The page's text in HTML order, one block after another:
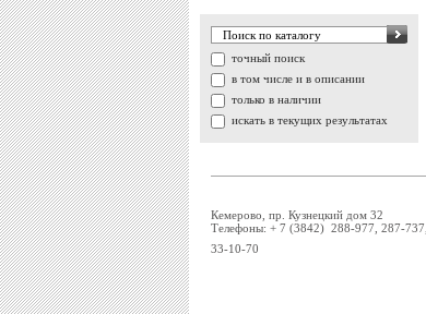
точный поиск
в том числе и в описании
только в наличии
искать в текущих результатах
Кемерово, пр. Кузнецкий дом 32
Телефоны: + 7 (3842) 288-977, 287-737,
33-10-70